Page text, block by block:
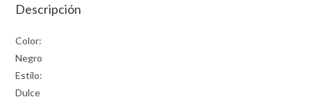
Descripción
Color:
Negro
Estilo:
Dulce